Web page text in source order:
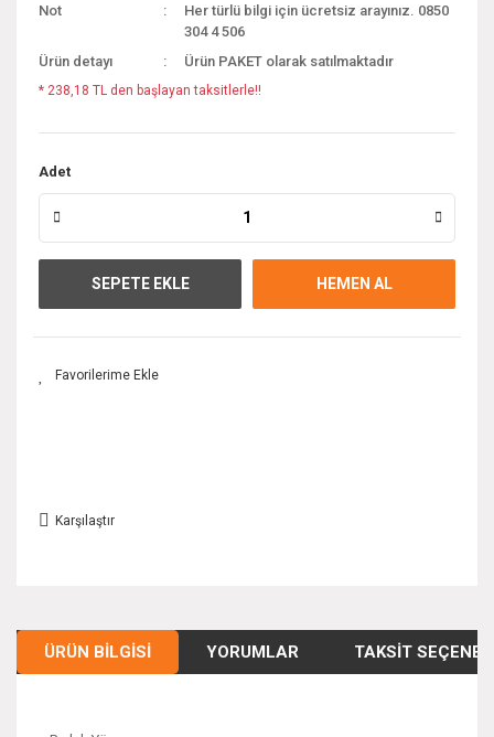
Not
Her türlü bilgi için ücretsiz arayınız. 0850
304 4 506
Ürün detayı
Ürün PAKET olarak satılmaktadır
* 238,18 TL den başlayan taksitlerle!!
Adet
SEPETE EKLE HEMEN AL
Karşılaştır
ÜRÜN BILGISI YORUMLAR TAKSIT